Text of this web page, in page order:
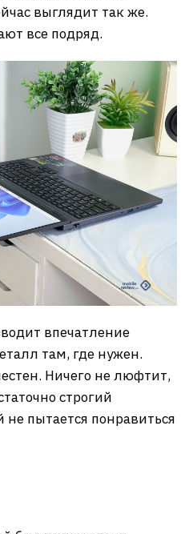
выглядит так же.
все подряд.
впечатление
там, где нужен.
Ничего не люфтит,
строгий
пытается понравиться